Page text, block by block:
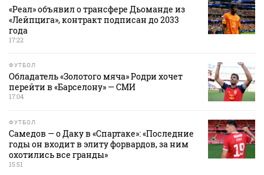
«Реал» объявил о трансфере Дьоманде из
«Лейпцига», контракт подписан до 2033
года
17:22
ФУТБОЛ
Обладатель «Золотого мяча» Родри хочет
перейти в «Барселону» — СМИ
17:04
ФУТБОЛ
Самедов — о Даку в «Спартаке»: «Последние
годы он входит в элиту форвардов, за ним
охотились все гранды»
15:51